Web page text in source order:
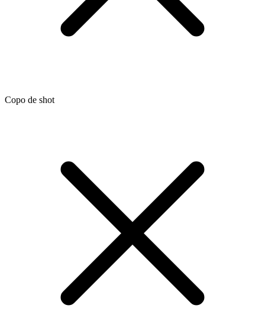
Copo de shot